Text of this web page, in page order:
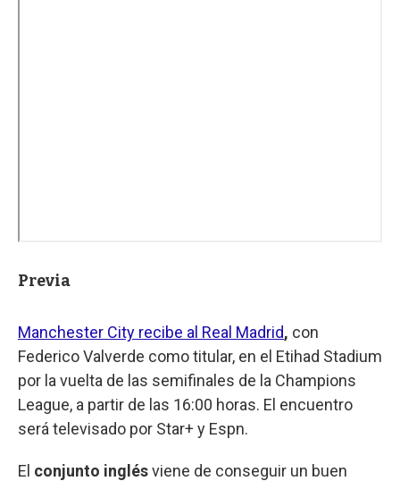
Previa
Manchester City recibe al Real Madrid, con
Federico Valverde como titular, en el Etihad Stadium
por la vuelta de las semifinales de la Champions
League, a partir de las 16:00 horas. El encuentro
será televisado por Star+ y Espn.
El conjunto inglésviene de conseguir un buen